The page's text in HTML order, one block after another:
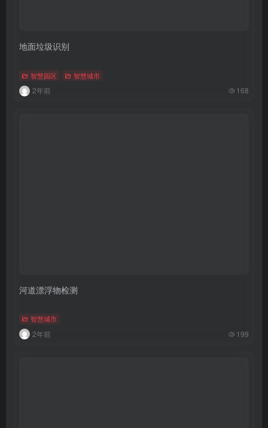
地面垃圾识别
智慧园区 智慧城市
2年前 168
河道漂浮物检测
智慧城市
2年前 199